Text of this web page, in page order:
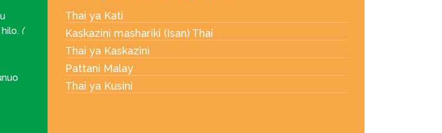
(
Thai ya Kati
Kaskazini mashariki (Isan) Thai
Thai ya Kaskazini
Pattani Malay
Thai ya Kusini